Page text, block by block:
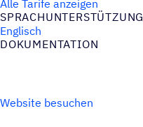
Alle Tarife anzeigen
SPRACH­UN­TER­STÜT­ZUNG
Englisch
DOKU­MEN­TA­TION
Website besuchen